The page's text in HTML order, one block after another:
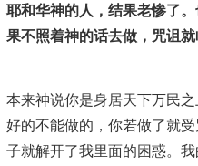
耶和华神的人，结果老惨了
果不照着神的话去做，咒诅就
本来神说你是身居天下万民
好的不能做的，你若做了就
子就解开了我里面的困惑。